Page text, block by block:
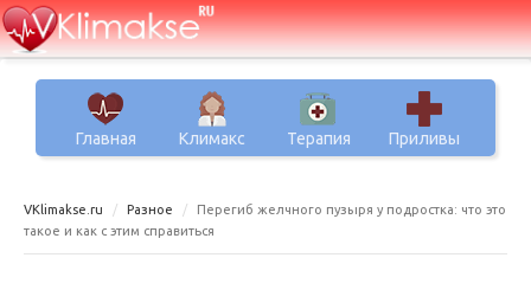
Главная Климакс Терапия Приливы
VKlimakse.ru Разное
Перегиб желчного пузыря у подростка: что это
такое и как с этим справиться